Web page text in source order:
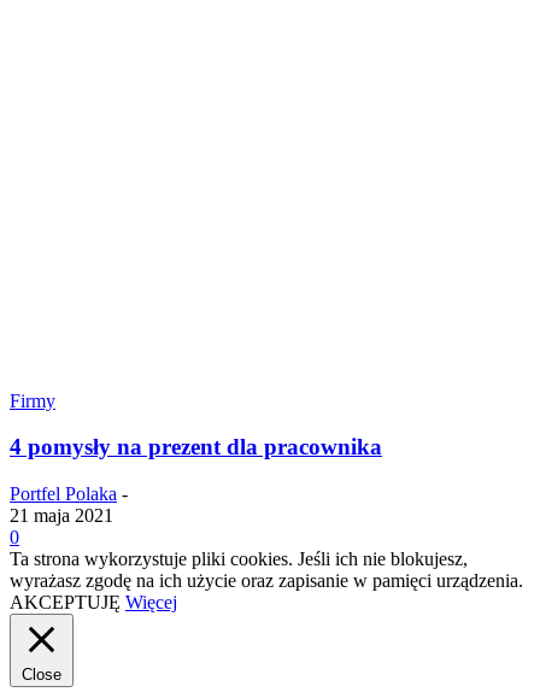
Firmy
4 pomysły na prezent dla pracownika
Portfel Polaka -
21 maja 2021
0
Ta strona wykorzystuje pliki cookies. Jeśli ich nie blokujesz,
wyrażasz zgodę na ich użycie oraz zapisanie w pamięci urządzenia.
AKCEPTUJĘ Więcej
Close